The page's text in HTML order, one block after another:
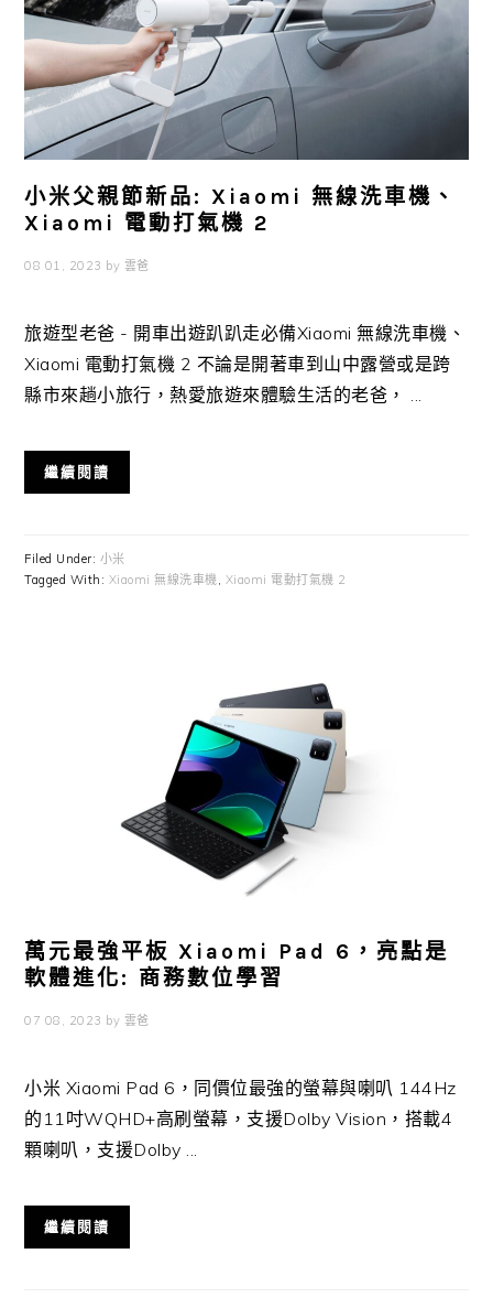
小米父親節新品: Xiaomi 無線洗車機、
Xiaomi 電動打氣機 2
08 01, 2023 by 雲爸
旅遊型老爸 - 開車出遊趴趴走必備Xiaomi 無線洗車機、
Xiaomi 電動打氣機 2 不論是開著車到山中露營或是跨
縣市來趟小旅行，熱愛旅遊來體驗生活的老爸， ...
繼續閱讀
Filed Under: 小米
Tagged With: Xiaomi 無線洗車機, Xiaomi 電動打氣機 2
萬元最強平板 Xiaomi Pad 6，亮點是
軟體進化: 商務數位學習
07 08, 2023 by 雲爸
小米 Xiaomi Pad 6，同價位最強的螢幕與喇叭 144Hz
的11吋WQHD+高刷螢幕，支援Dolby Vision，搭載4
顆喇叭，支援Dolby ...
繼續閱讀